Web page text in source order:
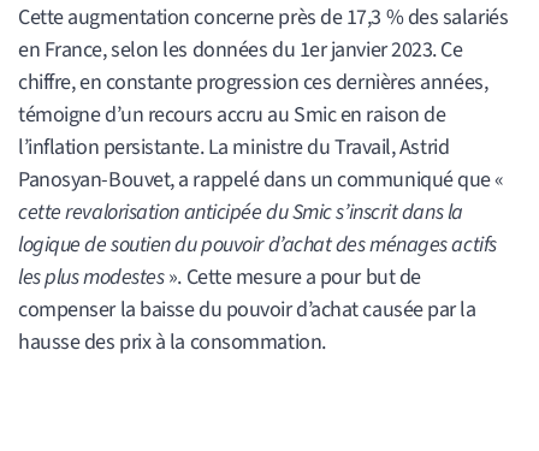
Cette augmentation concerne près de 17,3 % des salariés
en France, selon les données du 1er janvier 2023. Ce
chiffre, en constante progression ces dernières années,
témoigne d’un recours accru au Smic en raison de
l’inflation persistante. La ministre du Travail, Astrid
Panosyan-Bouvet, a rappelé dans un communiqué que «
cette revalorisation anticipée du Smic s’inscrit dans la
logique de soutien du pouvoir d’achat des ménages actifs
les plus modestes». Cette mesure a pour but de
compenser la baisse du pouvoir d’achat causée par la
hausse des prix à la consommation.